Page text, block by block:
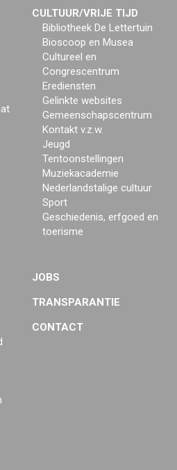
CULTUUR/VRIJE TIJD
Bibliotheek De Lettertuin
Bioscoop en Musea
Cultureel en
Congrescentrum
Erediensten
Gelinkte websites
Gemeenschapscentrum
Kontakt v.z.w.
Jeugd
Tentoonstellingen
Muziekacademie
Nederlandstalige cultuur
Sport
Geschiedenis, erfgoed en
toerisme
JOBS
TRANSPARANTIE
CONTACT